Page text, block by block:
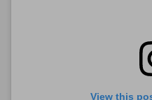
View this